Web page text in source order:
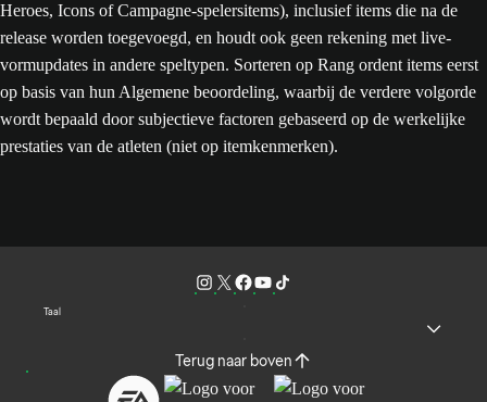
Heroes, Icons of Campagne-spelersitems), inclusief items die na de
release worden toegevoegd, en houdt ook geen rekening met live-
vormupdates in andere speltypen. Sorteren op Rang ordent items eerst
op basis van hun Algemene beoordeling, waarbij de verdere volgorde
wordt bepaald door subjectieve factoren gebaseerd op de werkelijke
prestaties van de atleten (niet op itemkenmerken).
Taal
Terug naar boven